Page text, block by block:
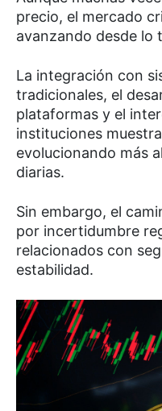
precio, el mercado
avanzando desde lo
La integración con
tradicionales, el
plataformas y el
instituciones
evolucionando más
diarias.
Sin embargo, el
por incertidumbre
relacionados con
estabilidad.